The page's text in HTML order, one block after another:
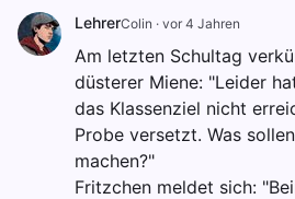
LehrerColin · vor 4 Jahren
Am letzten Schultag
düsterer Miene: "Leider
das Klassenziel nicht
Probe versetzt. Was
machen?"
Fritzchen meldet sich: